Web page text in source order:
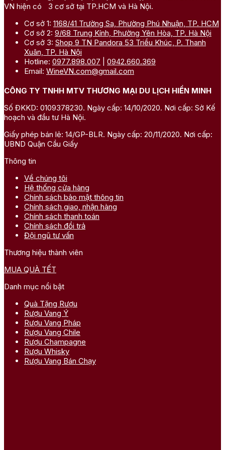
VN hiện có 3 cơ sở tại TP.HCM và Hà Nội.
Cơ sở 1: 1168/41 Trường Sa, Phường Phú Nhuận, TP. HCM
Cơ sở 2: 9/68 Trung Kính, Phường Yên Hòa, TP. Hà Nội
Cơ sở 3: Shop 9 TN Pandora 53 Triều Khúc, P. Thanh
Xuân, TP. Hà Nội
Hotline: 0977.898.007
0942.660.369
Email: WineVN.com@gmail.com
CÔNG TY TNHH MTV THƯƠNG MẠI DU LỊCH HIỀN MINH
Số ĐKKD: 0109378230. Ngày cấp: 14/10/2020. Nơi cấp: Sở Kế
hoạch và đầu tư Hà Nội.
Giấy phép bán lẻ: 14/GP-BLR. Ngày cấp: 20/11/2020. Nơi cấp:
UBND Quận Cầu Giấy
Thông tin
Về chúng tôi
Hệ thống cửa hàng
Chính sách bảo mật thông tin
Chính sách giao, nhận hàng
Chính sách thanh toán
Chính sách đổi trả
Đội ngũ tư vấn
Thương hiệu thành viên
MUA QUÀ TẾT
Danh mục nổi bật
Quà Tặng Rượu
Rượu Vang Ý
Rượu Vang Pháp
Rượu Vang Chile
Rượu Champagne
Rượu Whisky
Rượu Vang Bán Chạy